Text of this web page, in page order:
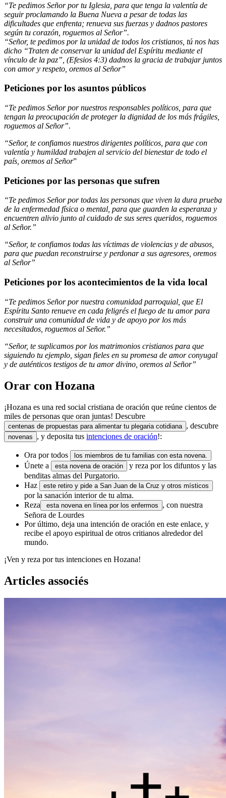
“Te pedimos Señor por tu Iglesia, para que tenga la valentía de
seguir proclamando la Buena Nueva a pesar de todas las
dificultades que enfrenta; renueva sus fuerzas y dadnos pastores
según tu corazón, roguemos al Señor”.
“Señor, te pedimos por la unidad de todos los cristianos, tú nos has
dicho “Traten de conservar la unidad del Espíritu mediante el
vínculo de la paz”, (Efesios 4:3) dadnos la gracia de trabajar juntos
con amor y respeto, oremos al Señor”
Peticiones por los asuntos públicos
“Te pedimos Señor por nuestros responsables políticos, para que
tengan la preocupación de proteger la dignidad de los más frágiles,
roguemos al Señor”.
“Señor, te confiamos nuestros dirigentes políticos, para que con
valentía y humildad trabajen al servicio del bienestar de todo el
país, oremos al Señor”
Peticiones por las personas que sufren
“Te pedimos Señor por todas las personas que viven la dura prueba
de la enfermedad física o mental, para que guarden la esperanza y
encuentren alivio junto al cuidado de sus seres queridos, roguemos
al Señor.”
“Señor, te confiamos todas las víctimas de violencias y de abusos,
para que puedan reconstruirse y perdonar a sus agresores, oremos
al Señor”
Peticiones por los acontecimientos de la vida local
“Te pedimos Señor por nuestra comunidad parroquial, que El
Espíritu Santo renueve en cada feligrés el fuego de tu amor para
construir una comunidad de vida y de apoyo por los más
necesitados, roguemos al Señor.”
“Señor, te suplicamos por los matrimonios cristianos para que
siguiendo tu ejemplo, sigan fieles en su promesa de amor conyugal
y de auténticos testigos de tu amor divino, oremos al Señor”
Orar con Hozana
¡Hozana es una red social cristiana de oración que reúne cientos de
miles de personas que oran juntas! Descubre
centenas de propuestas para alimentar tu plegaria cotidiana , descubre
novenas , y deposita tus intenciones de oración!:
Ora por todos los miembros de tu familias con esta novena.
Únete a esta novena de oración
y reza por los difuntos y las
benditas almas del Purgatorio.
Haz
este retiro y pide a San Juan de la Cruz y otros místicos
por la sanación interior de tu alma.
Reza
esta novena en línea por los enfermos
, con nuestra
Señora de Lourdes
Por último, deja una intención de oración en este enlace, y
recibe el apoyo espiritual de otros critianos alrededor del
mundo.
¡Ven y reza por tus intenciones en Hozana!
Articles associés